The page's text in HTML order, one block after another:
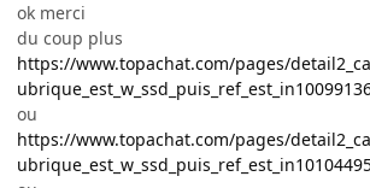
ok merci
du coup plus
https://www.topachat.com/pages/
ou
https://www.topachat.com/pages/